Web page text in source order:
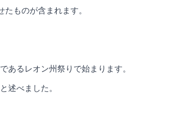
ものが含まれます。
るレオン州祭りで始まります。
述べました。